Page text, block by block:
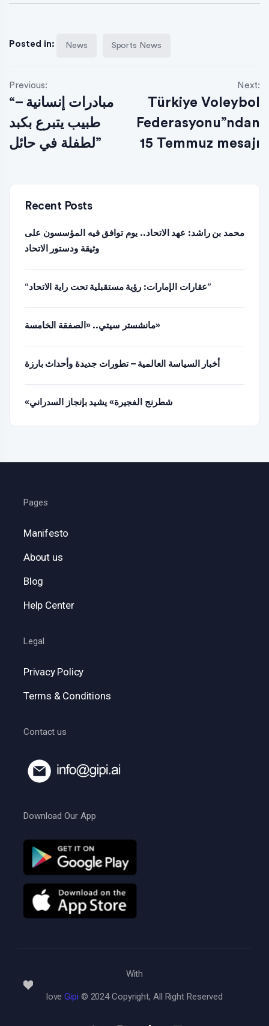
Posted in: News Sports News
Previous:
“مبادرات إنسانية –
طبيب يتبرع بكبد
لطفلة في حائل”
Next:
Türkiye Voleybol
Federasyonu”ndan
15 Temmuz mesajı
Recent Posts
محمد بن راشد: عهد الاتحاد.. يوم توافق فيه المؤسسون على
وثيقة ودستور الاتحاد
“عقارات الإمارات: رؤية مستقبلية تحت راية الاتحاد”
مانشستر سيتي.. «الصفقة الخامسة»
أخبار السياسة العالمية – تطورات جديدة وأحداث بارزة
«شطرنج الفجيرة» يشيد بإنجاز السدراني
Pages
Manifesto
About us
Blog
Help Center
Legal
Privacy Policy
Terms & Conditions
Contact us
Download Our App
With
loveGipi © 2024 Copyright, All Right Reserved